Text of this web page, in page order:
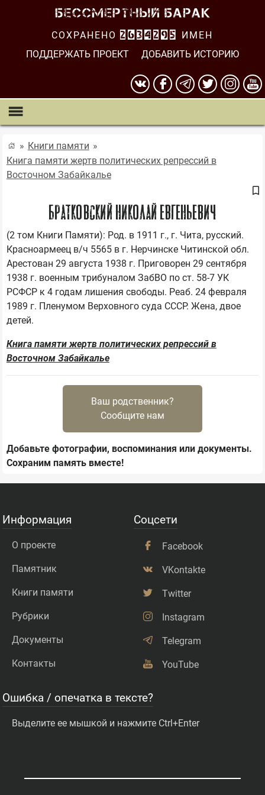
СОХРАНЕНО 2634295
ИМЕН
ПОДДЕРЖАТЬ ПРОЕКТ
ДОБАВИТЬ ИСТОРИЮ
Книги памяти
Книга памяти жертв политических репрессий в
Восточном Забайкалье
БРАТКОВСКИЙ НИКОЛАЙ ЕВГЕНЬЕВИЧ
(2 том Книги Памяти): Род. в 1911 г., г. Чита, русский.
Красноармеец в/ч 5565 в г. Нерчинске Читинской обл.
Арестован 29 августа 1938 г. Приговорен 29 сентября
1938 г. военным трибуналом ЗабВО по ст. 58-7 УК
РСФСР к 4 годам лишения свободы. Реаб. 24 февраля
1989 г. Пленумом Верховного суда СССР. Жена, двое
Книга памяти жертв политических репрессий в
Восточном Забайкалье
Ваш родственник?
Сообщите нам
Добавьте фотографии, воспоминания или документы.
Сохраним память вместе!
Информация
О проекте
Памятник
Книги памяти
Рубрики
Документы
Контакты
Соцсети
Facebook
VKontakte
Twitter
Instagram
Telegram
YouTube
Ошибка / опечатка в тексте?
Выделите ее мышкой и нажмите Ctrl+Enter